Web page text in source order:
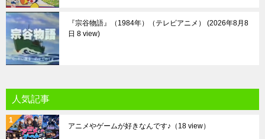
『宗谷物語』（1984年）（テレビアニメ）
2026年8月8
日 8 view
人気記事
アニメやゲームが好きなんです♪ （18 view）